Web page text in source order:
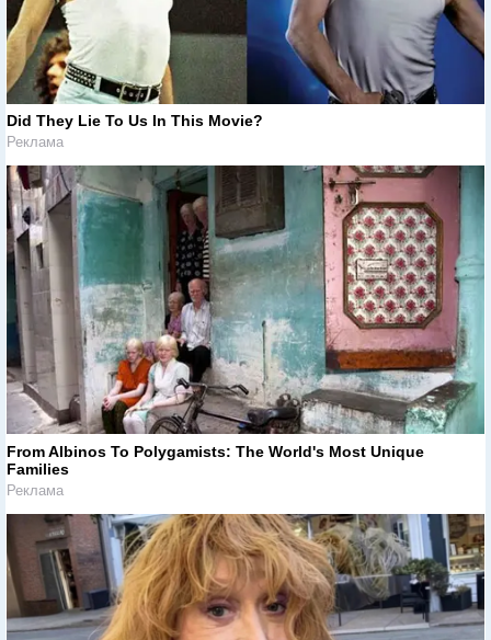
Did They Lie To Us In This Movie?
Реклама
From Albinos To Polygamists: The World's Most Unique
Families
Реклама